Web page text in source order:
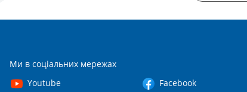
Ми в соціальних мережах
Youtube
Facebook